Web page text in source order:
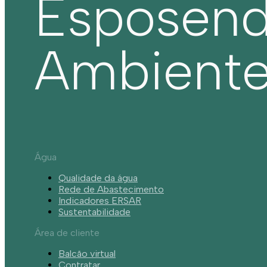
Água
Qualidade da água
Rede de Abastecimento
Indicadores ERSAR
Sustentabilidade
Área de cliente
Balcão virtual
Contratar